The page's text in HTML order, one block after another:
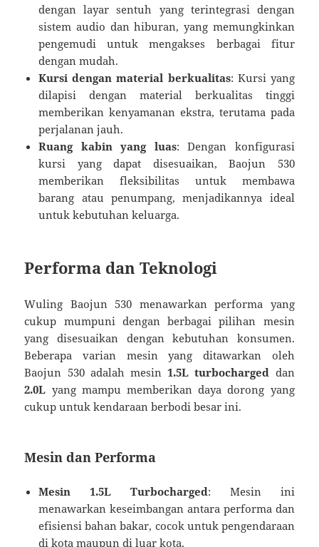
dengan layar sentuh yang terintegrasi dengan
sistem audio dan hiburan, yang memungkinkan
pengemudi untuk mengakses berbagai fitur
dengan mudah.
Kursi dengan material berkualitas: Kursi yang
dilapisi dengan material berkualitas tinggi
memberikan kenyamanan ekstra, terutama pada
perjalanan jauh.
Ruang kabin yang luas: Dengan konfigurasi
kursi yang dapat disesuaikan, Baojun 530
memberikan fleksibilitas untuk membawa
barang atau penumpang, menjadikannya ideal
untuk kebutuhan keluarga.
Performa dan Teknologi
Wuling Baojun 530 menawarkan performa yang
cukup mumpuni dengan berbagai pilihan mesin
yang disesuaikan dengan kebutuhan konsumen.
Beberapa varian mesin yang ditawarkan oleh
Baojun 530 adalah mesin1.5L turbocharged dan
2.0L yang mampu memberikan daya dorong yang
cukup untuk kendaraan berbodi besar ini.
Mesin dan Performa
Mesin 1.5L Turbocharged: Mesin ini
menawarkan keseimbangan antara performa dan
efisiensi bahan bakar, cocok untuk pengendaraan
di kota maupun di luar kota.